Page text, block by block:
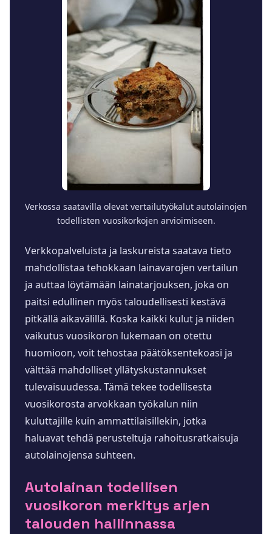
Verkossa saatavilla olevat vertailutyökalut autolainojen
todellisten vuosikorkojen arvioimiseen.
Verkkopalveluista ja laskureista saatava tieto
mahdollistaa tehokkaan lainavarojen vertailun
ja auttaa löytämään lainatarjouksen, joka on
paitsi edullinen myös taloudellisesti kestävä
pitkällä aikavälillä. Koska kaikki kulut ja niiden
vaikutus vuosikoron lukemaan on otettu
huomioon, voit tehostaa päätöksentekoasi ja
välttää mahdolliset yllätyskustannukset
tulevaisuudessa. Tämä tekee todellisesta
vuosikorosta arvokkaan työkalun niin
kuluttajille kuin ammattilaisillekin, jotka
haluavat tehdä perusteltuja rahoitusratkaisuja
autolainojensa suhteen.
Autolainan todellisen
vuosikoron merkitys arjen
talouden hallinnassa